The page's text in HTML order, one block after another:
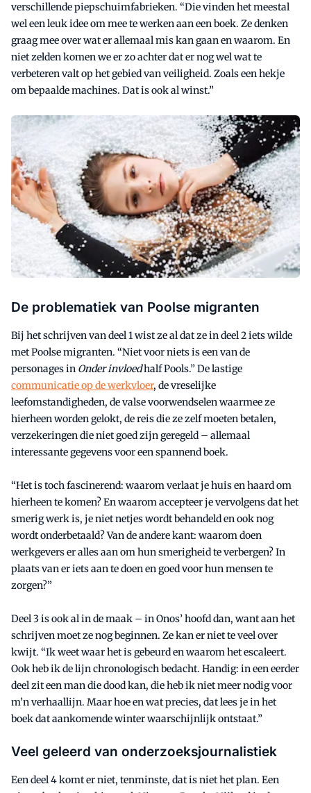
verschillende piepschuimfabrieken. “Die vinden het meestal
wel een leuk idee om mee te werken aan een boek. Ze denken
graag mee over wat er allemaal mis kan gaan en waarom. En
niet zelden komen we er zo achter dat er nog wel wat te
verbeteren valt op het gebied van veiligheid. Zoals een hekje
om bepaalde machines. Dat is ook al winst.”
De problematiek van Poolse migranten
Bij het schrijven van deel 1 wist ze al dat ze in deel 2 iets wilde
met Poolse migranten. “Niet voor niets is een van de
personages in Onder invloedhalf Pools.” De lastige
communicatie op de werkvloer, de vreselijke
leefomstandigheden, de valse voorwendselen waarmee ze
hierheen worden gelokt, de reis die ze zelf moeten betalen,
verzekeringen die niet goed zijn geregeld – allemaal
interessante gegevens voor een spannend boek.
“Het is toch fascinerend: waarom verlaat je huis en haard om
hierheen te komen? En waarom accepteer je vervolgens dat het
smerig werk is, je niet netjes wordt behandeld en ook nog
wordt onderbetaald? Van de andere kant: waarom doen
werkgevers er alles aan om hun smerigheid te verbergen? In
plaats van er iets aan te doen en goed voor hun mensen te
zorgen?”
Deel 3 is ook al in de maak – in Onos’ hoofd dan, want aan het
schrijven moet ze nog beginnen. Ze kan er niet te veel over
kwijt. “Ik weet waar het is gebeurd en waarom het escaleert.
Ook heb ik de lijn chronologisch bedacht. Handig: in een eerder
deel zit een man die dood kan, die heb ik niet meer nodig voor
m’n verhaallijn. Maar hoe en wat precies, dat lees je in het
boek dat aankomende winter waarschijnlijk ontstaat.”
Veel geleerd van onderzoeksjournalistiek
Een deel 4 komt er niet, tenminste, dat is niet het plan. Een